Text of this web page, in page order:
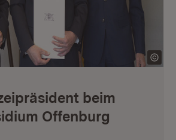
beim
Offenburg